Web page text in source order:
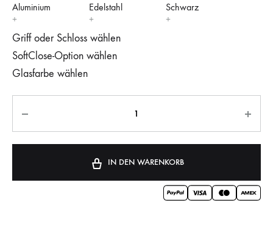
Aluminium Edelstahl Schwarz
Griff oder Schloss wählen
SoftClose-Option wählen
Glasfarbe wählen
IN DEN WARENKORB